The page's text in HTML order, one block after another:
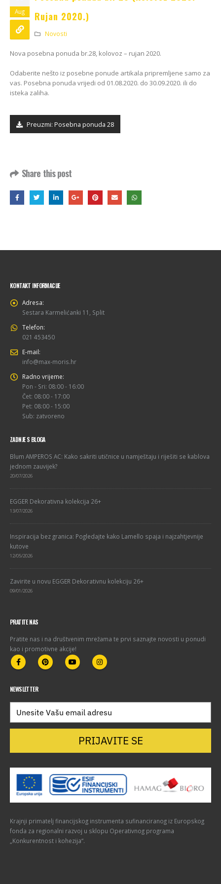
Aug
Rujan 2020.)
Novosti
Nova posebna ponuda br.28, kolovoz – rujan 2020.
Odaberite nešto iz posebne ponude artikala pripremljene samo za
vas. Posebna ponuda vrijedi od 01.08.2020. do 30.09.2020. ili do
isteka zaliha.
Preuzmi: Posebna ponuda 28
Share this post
EGGER Dekorativna
13/07/2026
Inspiracija bez granica:
spaja i najzahtjevnije
kutove
12/05/2026
Kako odabrati pravi
podove
KONTAKT INFORMACIJE
Adresa:
Sestara Karmelićanki 11, Split
Telefon:
021 453450
E-mail:
info@max-moris.hr
Radno vrijeme:
Pon - Sri: 08:00 - 16:00
Čet: 08:00 - 17:00
Pet: 08:00 - 15:00
Sub: zatvoreno
ZADNJE S BLOGA
Blum AMPEROS AC: Kako sakriti utičnice u namještaju i riješiti se kablova
jednom zauvijek?
20/07/2026
EGGER Dekorativna kolekcija 26+
13/07/2026
Inspiracija bez granica: Pogledajte kako Lamello spaja i najzahtjevnije
kutove
12/05/2026
Zavirite u novu EGGER Dekorativnu kolekciju 26+
09/01/2026
PRATITE NAS
Pratite nas i na društvenim mrežama te prvi saznajte novosti u ponudi
kao i promotivne akcije!
NEWSLETTER
PRIJAVITE SE
Krajnji primatelj financijskog instrumenta sufinanciranog iz Europskog
fonda za regionalni razvoj u sklopu Operativnog programa
„Konkurentnost i kohezija“.